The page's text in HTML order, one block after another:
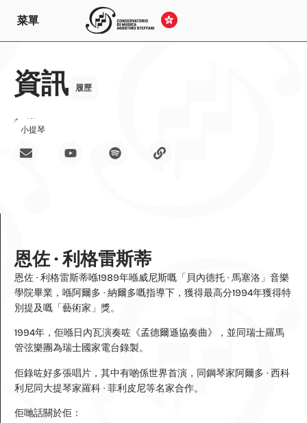
菜單
資訊 履歷
教導
小提琴
恩佐 · 利格雷斯蒂
恩佐 · 利格雷斯蒂喺1989年喺威尼斯嘅「貝內德托 · 馬塞洛」音樂
學院畢業，喺阿爾多 · 納爾多嘅指導下，獲得最高分1994年獲得特
別提及嘅「藝術家」獎。
1994年，佢喺日內瓦演奏咗《孟德爾遜協奏曲》，並同瑞士羅馬
管弦樂團為瑞士國家電台錄製。
佢錄咗好多張唱片，其中有啲係世界首演，同鋼琴家阿爾多 · 西科
利尼同大提琴家羅科 · 菲利皮尼等名家合作。
佢哋話關於佢：